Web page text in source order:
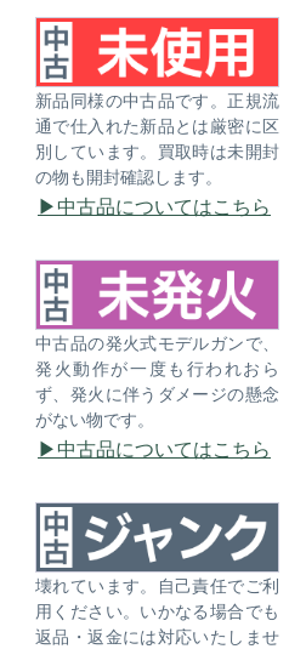
新品同様の中古品です。正規流
通で仕入れた新品とは厳密に区
別しています。買取時は未開封
の物も開封確認します。
中古品についてはこちら
中古品の発火式モデルガンで、
発火動作が一度も行われおら
ず、発火に伴うダメージの懸念
がない物です。
中古品についてはこちら
壊れています。自己責任でご利
用ください。いかなる場合でも
返品・返金には対応いたしませ